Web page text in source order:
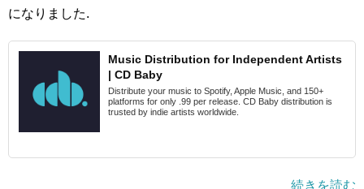
になりました.
Music Distribution for Independent Artists
| CD Baby
Distribute your music to Spotify, Apple Music, and 150+
platforms for only .99 per release. CD Baby distribution is
trusted by indie artists worldwide.
続きを読む